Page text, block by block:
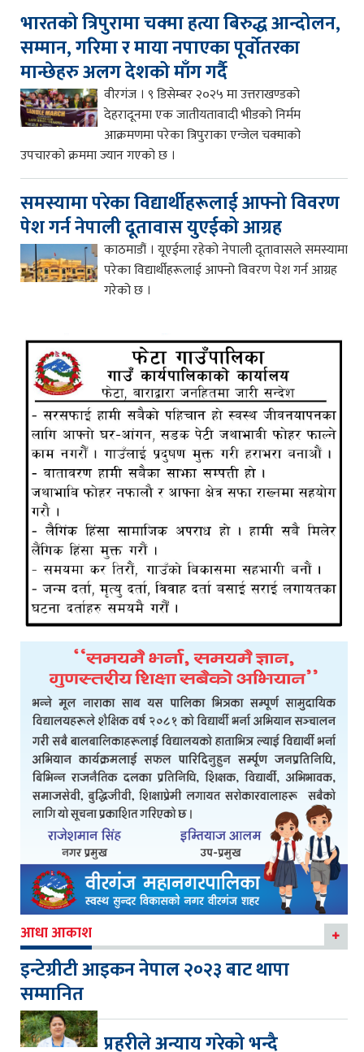
भारतको त्रिपुरामा चक्मा हत्या बिरुद्ध आन्दोलन,
सम्मान, गरिमा र माया नपाएका पूर्वोतरका
मान्छेहरु अलग देशको माँग गर्दै
वीरगंज । ९ डिसेम्बर २०२५ मा उत्तराखण्डको
देहरादूनमा एक जातीयतावादी भीडको निर्मम
आक्रमणमा परेका त्रिपुराका एन्जेल चक्माको
उपचारको क्रममा ज्यान गएको छ ।
समस्यामा परेका विद्यार्थीहरूलाई आफ्नो विवरण
पेश गर्न नेपाली दूतावास युएईको आग्रह
काठमाडौं । यूएईमा रहेको नेपाली दूतावासले समस्यामा
परेका विद्यार्थीहरूलाई आफ्नो विवरण पेश गर्न आग्रह
गरेको छ ।
आधा आकाश
इन्टेग्रीटी आइकन नेपाल २०२३ बाट थापा
सम्मानित
प्रहरीले अन्याय गरेको भन्दै